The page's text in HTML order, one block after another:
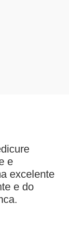
e
excelente
e do